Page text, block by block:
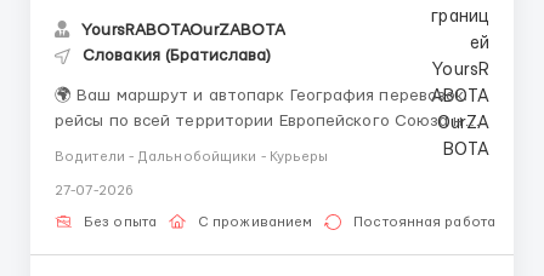
YoursRABOTAOurZABOTA
Словакия (Братислава)
🌍 Ваш маршрут и автопарк География перевозок:
рейсы по всей территории Европейского Союза на
современных автомобилях (7.5 и 18 тонн). Автопарк:
ЕВРО 6 на словацкой регистрации. 🏠 Полное
обеспечение: от А до Я (Жилье и Документы) Мы бе...
Водители - Дальнобойщики - Курьеры
27-07-2026
Без опыта С проживанием Постоянная работа